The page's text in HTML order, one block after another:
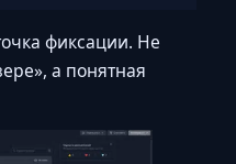
фиксации. Не
а понятная